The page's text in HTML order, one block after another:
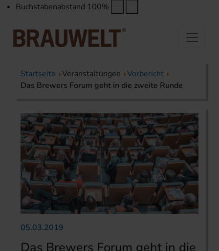
Buchstabenabstand 100%
Startseite Veranstaltungen
Vorbericht
Das Brewers Forum geht in die zweite Runde
05.03.2019
Das Brewers Forum geht in die